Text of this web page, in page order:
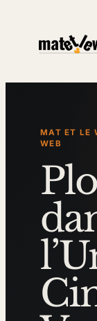
contenu
MAT ET LE
WEB